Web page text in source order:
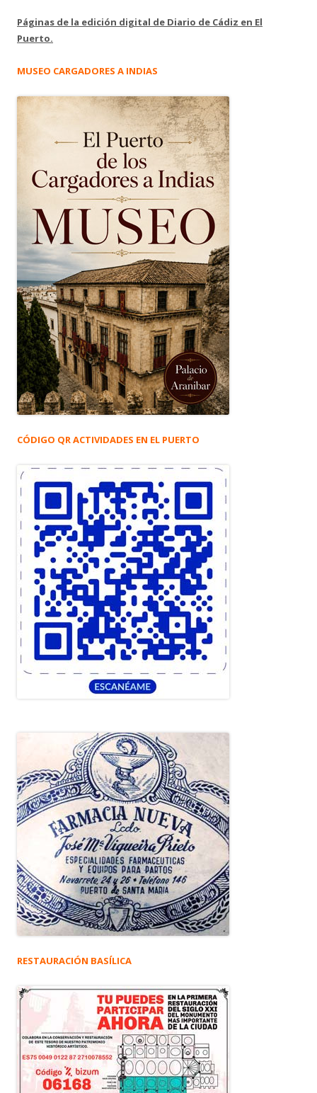
Páginas de la edición digital de Diario de Cádiz en El
Puerto.
MUSEO CARGADORES A INDIAS
CÓDIGO QR ACTIVIDADES EN EL PUERTO
RESTAURACIÓN BASÍLICA